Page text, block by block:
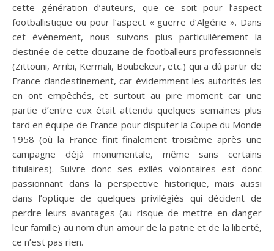
cette génération d’auteurs, que ce soit pour l’aspect
footballistique ou pour l’aspect « guerre d’Algérie ». Dans
cet événement, nous suivons plus particulièrement la
destinée de cette douzaine de footballeurs professionnels
(Zittouni, Arribi, Kermali, Boubekeur, etc.) qui a dû partir de
France clandestinement, car évidemment les autorités les
en ont empêchés, et surtout au pire moment car une
partie d’entre eux était attendu quelques semaines plus
tard en équipe de France pour disputer la Coupe du Monde
1958 (où la France finit finalement troisième après une
campagne déjà monumentale, même sans certains
titulaires). Suivre donc ses exilés volontaires est donc
passionnant dans la perspective historique, mais aussi
dans l’optique de quelques privilégiés qui décident de
perdre leurs avantages (au risque de mettre en danger
leur famille) au nom d’un amour de la patrie et de la liberté,
ce n’est pas rien.